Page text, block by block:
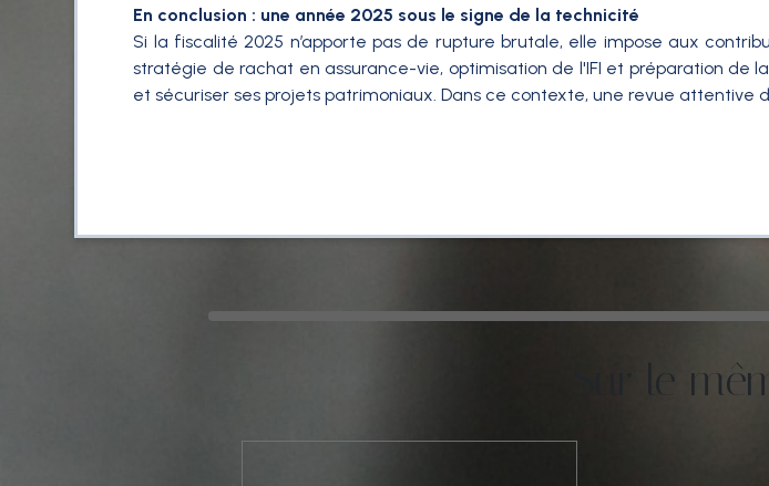
En conclusion : une année 2025 sous le signe de la technicité
Si la fiscalité 2025 n’apporte pas de rupture brutale, elle impose aux
stratégie de rachat en assurance-vie, optimisation de l'IFI et préparation de
et sécuriser ses projets patrimoniaux. Dans ce contexte, une revue attentive
Sur le